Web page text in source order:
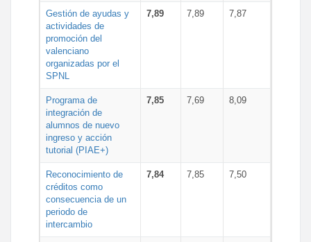
Gestión de ayudas y
actividades de
promoción del
valenciano
organizadas por el
SPNL
7,89 7,89 7,87
Programa de
integración de
alumnos de nuevo
ingreso y acción
tutorial (PIAE+)
7,85 7,69 8,09
Reconocimiento de
créditos como
consecuencia de un
periodo de
intercambio
7,84 7,85 7,50